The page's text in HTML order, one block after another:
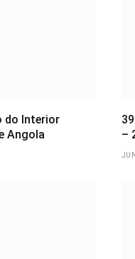
do Interior
Angola
–